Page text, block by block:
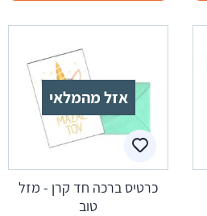
אזל מהמלאי
כרטיס ברכה חד קרן - מזל
טוב